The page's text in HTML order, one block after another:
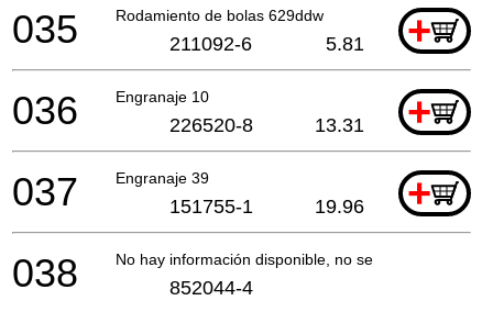
Rodamiento de bolas 629ddw +
035 211092-6 5.81
Engranaje 10 +
036 226520-8 13.31
Engranaje 39 +
037 151755-1 19.96
No hay información disponible, no se puede pedir
038 852044-4